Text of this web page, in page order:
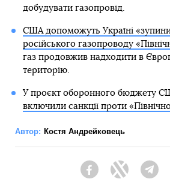
добудувати газопровід.
США допоможуть Україні
російського газопроводу
газ продовжив надходити в
територію.
У проєкт оборонного бюджету
включили санкції проти
Автор: Костя Андрейковець
FacebookTwitter